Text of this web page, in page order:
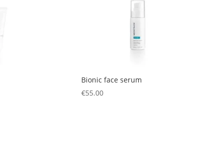
Bionic face serum
€55.00